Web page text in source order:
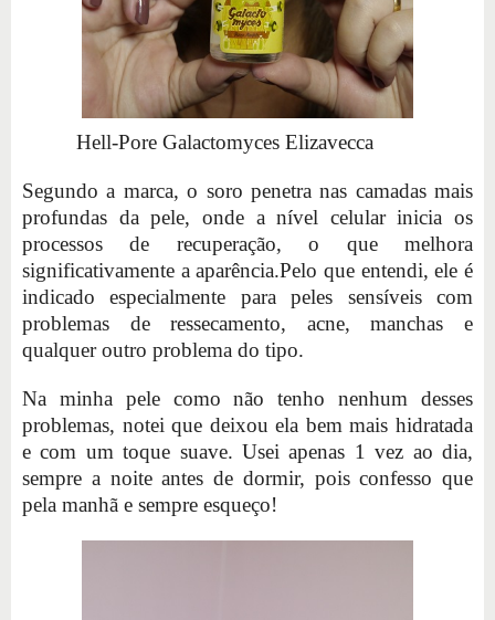
Hell-Pore Galactomyces Elizavecca
Segundo a marca, o soro penetra nas camadas mais
profundas da pele, onde a nível celular inicia os
processos de recuperação, o que melhora
significativamente a aparência.Pelo que entendi, ele é
indicado especialmente para peles sensíveis com
problemas de ressecamento, acne, manchas e
qualquer outro problema do tipo.
Na minha pele como não tenho nenhum desses
problemas, notei que deixou ela bem mais hidratada
e com um toque suave. Usei apenas 1 vez ao dia,
sempre a noite antes de dormir, pois confesso que
pela manhã e sempre esqueço!